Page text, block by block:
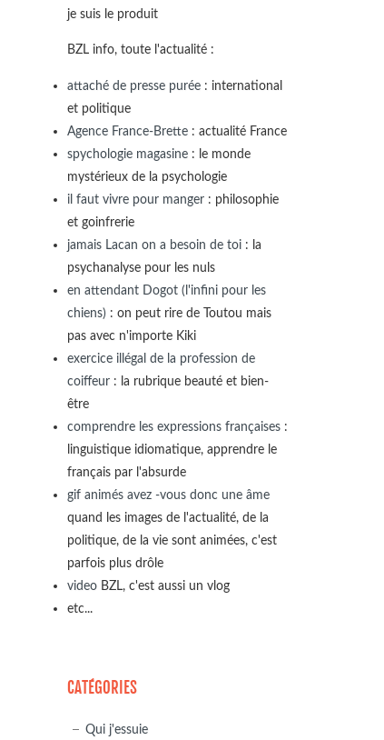
je suis le produit
BZL info, toute l'actualité :
attaché de presse purée : international
et politique
Agence France-Brette : actualité France
spychologie magasine : le monde
mystérieux de la psychologie
il faut vivre pour manger : philosophie
et goinfrerie
jamais Lacan on a besoin de toi : la
psychanalyse pour les nuls
en attendant Dogot (l'infini pour les
chiens) : on peut rire de Toutou mais
pas avec n'importe Kiki
exercice illégal de la profession de
coiffeur : la rubrique beauté et bien-
être
comprendre les expressions françaises :
linguistique idiomatique, apprendre le
français par l'absurde
gif animés avez -vous donc une âme
quand les images de l'actualité, de la
politique, de la vie sont animées, c'est
parfois plus drôle
video BZL, c'est aussi un vlog
etc...
CATÉGORIES
Qui j'essuie